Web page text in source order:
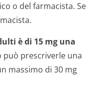
o del farmacista. Se
è di 15 mg una
può prescriverle una
massimo di 30 mg